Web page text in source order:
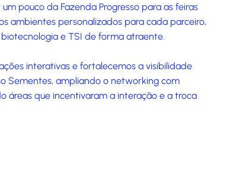
pouco da Fazenda Progresso para as feiras
ambientes personalizados para cada parceiro,
e TSI de forma atraente.
interativas e fortalecemos a visibilidade
Sementes, ampliando o networking com
áreas que incentivaram a interação e a troca